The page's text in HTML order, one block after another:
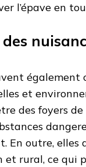
l’épave en
également
et
des foyers
En outre, elles
et rural, ce qui